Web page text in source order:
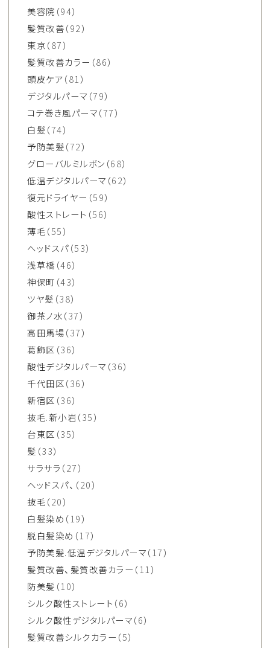
美容院 （94）
髪質改善（92）
東京（87）
髪質改善カラー （86）
頭皮ケア（81）
デジタルパーマ （79）
コテ巻き風パーマ（77）
白髪（74）
予防美髪（72）
グローバルミルボン （68）
低温デジタルパーマ （62）
復元ドライヤー （59）
酸性ストレート （56）
薄毛（55）
ヘッドスパ（53）
浅草橋 （46）
神保町 （43）
ツヤ髪 （38）
御茶ノ水（37）
高田馬場（37）
葛飾区 （36）
酸性デジタルパーマ （36）
千代田区（36）
新宿区 （36）
抜毛.新小岩（35）
台東区 （35）
髪 （33）
サラサラ （27）
ヘッドスパ、 （20）
抜毛（20）
白髪染め （19）
脱白髪染め （17）
予防美髪.低温デジタルパーマ（17）
髪質改善、髪質改善カラー （11）
防美髪 （10）
シルク酸性ストレート （6）
シルク酸性デジタルパーマ（6）
髪質改善シルクカラー （5）